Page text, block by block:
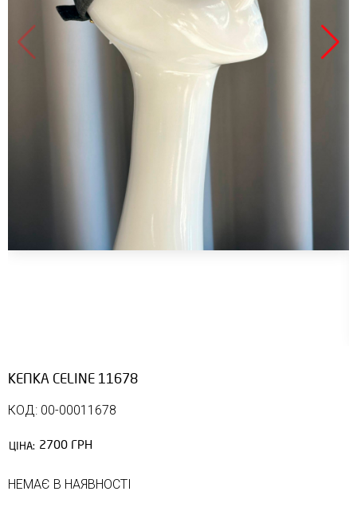
Продано
КЕПКА CELINE 11678
КОД: 00-00011678
ЦІНА: 2700 ГРН
НЕМАЄ В НАЯВНОСТІ